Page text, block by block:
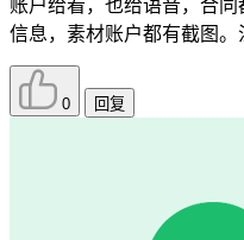
账户给看，也给语音，合
信息，素材账户都有截图。
0 回复